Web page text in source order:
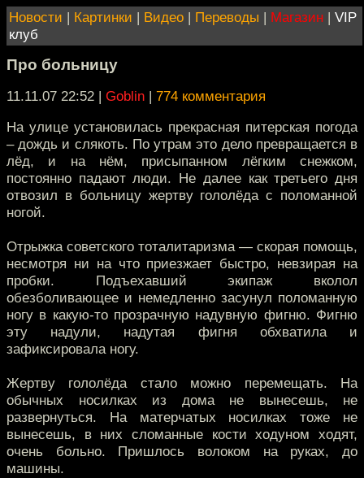
Новости | Картинки | Видео | Переводы | Магазин | VIP
клуб
Про больницу
11.11.07 22:52 | Goblin | 774 комментария
На улице установилась прекрасная питерская погода
– дождь и слякоть. По утрам это дело превращается в
лёд, и на нём, присыпанном лёгким снежком,
постоянно падают люди. Не далее как третьего дня
отвозил в больницу жертву гололёда с поломанной
ногой.
Отрыжка советского тоталитаризма — скорая помощь,
несмотря ни на что приезжает быстро, невзирая на
пробки. Подъехавший экипаж вколол
обезболивающее и немедленно засунул поломанную
ногу в какую-то прозрачную надувную фигню. Фигню
эту надули, надутая фигня обхватила и
зафиксировала ногу.
Жертву гололёда стало можно перемещать. На
обычных носилках из дома не вынесешь, не
развернуться. На матерчатых носилках тоже не
вынесешь, в них сломанные кости ходуном ходят,
очень больно. Пришлось волоком на руках, до
машины.